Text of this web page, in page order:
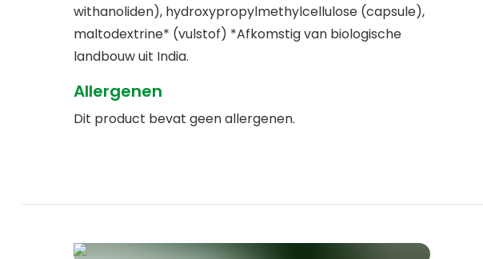
withanoliden), hydroxypropylmethylcellulose (capsule),
maltodextrine* (vulstof) *Afkomstig van biologische
landbouw uit India.
Allergenen
Dit product bevat geen allergenen.